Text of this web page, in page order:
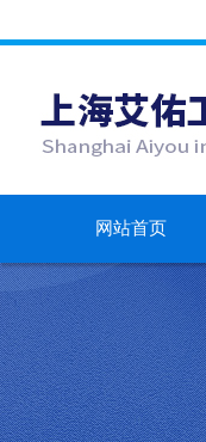
网站首页